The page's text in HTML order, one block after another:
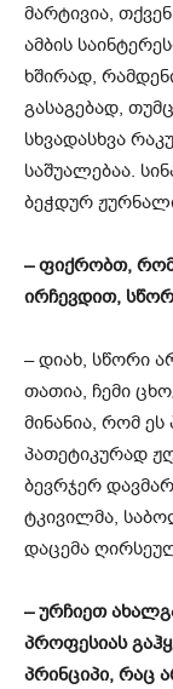
მარტივია,
ამბის
ხშირად,
გასაგებად,
სხვადასხვა
საშუალებაა.
ბეჭდურ
–ფიქრობთ, რომ
ირჩევდით,
– დიახ, სწორი
თათია, ჩემი
მინანია, რომ
პათეტიკურად
ბევრჯერ
ტკივილმა,
დაცემა
–ურჩიეთ
პროფესიას
პრინციპი, რაც